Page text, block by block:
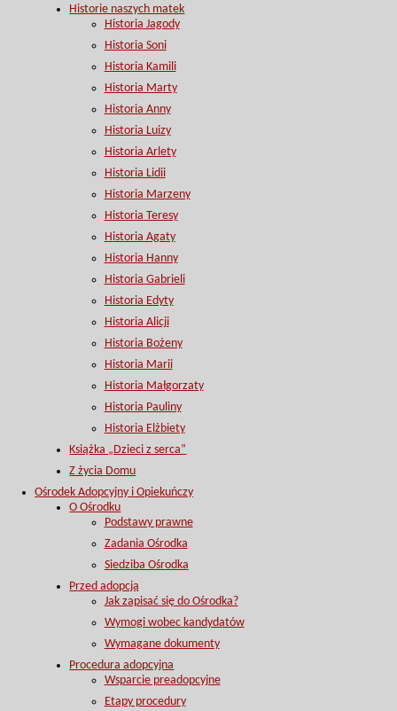
Historie naszych matek
Historia Jagody
Historia Soni
Historia Kamili
Historia Marty
Historia Anny
Historia Luizy
Historia Arlety
Historia Lidii
Historia Marzeny
Historia Teresy
Historia Agaty
Historia Hanny
Historia Gabrieli
Historia Edyty
Historia Alicji
Historia Bożeny
Historia Marii
Historia Małgorzaty
Historia Pauliny
Historia Elżbiety
Książka „Dzieci z serca”
Z życia Domu
Ośrodek Adopcyjny i Opiekuńczy
O Ośrodku
Podstawy prawne
Zadania Ośrodka
Siedziba Ośrodka
Przed adopcją
Jak zapisać się do Ośrodka?
Wymogi wobec kandydatów
Wymagane dokumenty
Procedura adopcyjna
Wsparcie preadopcyjne
Etapy procedury